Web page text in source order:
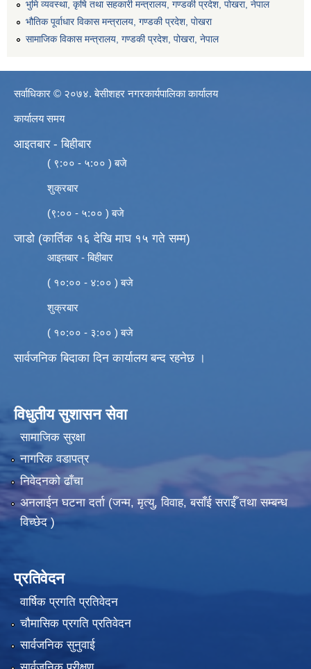
भुमि व्यवस्था, कृषि तथा सहकारी मन्त्रालय, गण्डकी प्रदेश, पोखरा, नेपाल
भौतिक पूर्वाधार विकास मन्त्रालय, गण्डकी प्रदेश, पाेखरा
सामाजिक विकास मन्त्रालय, गण्डकी प्रदेश, पोखरा, नेपाल
सर्वाधिकार © २०७४. बेसीशहर नगरकार्यपालिका कार्यालय
कार्यालय समय
आइतबार - बिहीबार
( ९:०० - ५:०० ) बजे
शुक्रबार
(९:०० - ५:०० ) बजे
जाडो (कार्तिक १६ देखि माघ १५ गते सम्म)
आइतबार - बिहीबार
( १०:०० - ४:०० ) बजे
शुक्रबार
( १०:०० - ३:०० ) बजे
सार्वजनिक बिदाका दिन कार्यालय बन्द रहनेछ ।
विधुतीय सुशासन सेवा
सामाजिक सुरक्षा
नागरिक वडापत्र
निवेदनको ढाँचा
अनलाईन घटना दर्ता (जन्म, मृत्यु, विवाह, बसाँई सराईँ तथा सम्बन्ध
विच्छेद )
प्रतिवेदन
वार्षिक प्रगति प्रतिवेदन
चौमासिक प्रगति प्रतिवेदन
सार्वजनिक सुनुवाई